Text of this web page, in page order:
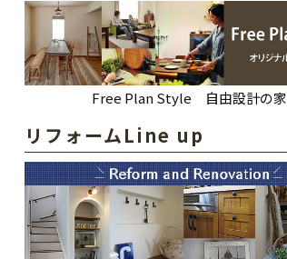
Free Plan Style 自由設計の家
リフォームLine up